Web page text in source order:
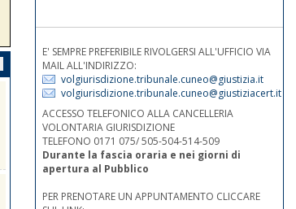
E' SEMPRE PREFERIBILE RIVOLGERSI ALL'UFFICIO VIA
MAIL ALL'INDIRIZZO:
volgiurisdizione.tribunale.cuneo@giustizia.it
volgiurisdizione.tribunale.cuneo@giustiziacert.it
ACCESSO TELEFONICO ALLA CANCELLERIA
VOLONTARIA GIURISDIZIONE
TELEFONO 0171 075/ 505-504-514-509
Durante la fascia oraria e nei giorni di
apertura al Pubblico
PER PRENOTARE UN APPUNTAMENTO CLICCARE